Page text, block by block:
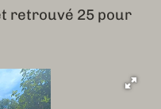
retrouvé 25 pour